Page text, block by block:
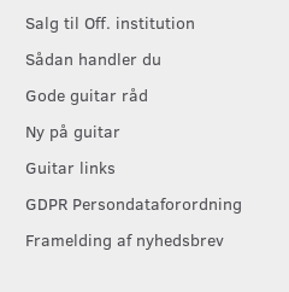
Salg til Off. institution
Sådan handler du
Gode guitar råd
Ny på guitar
Guitar links
GDPR Persondataforordning
Framelding af nyhedsbrev